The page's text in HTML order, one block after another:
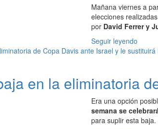
Mañana viernes a
elecciones
por David Ferrer y
Seguir leyendo
en la eliminatoria
Era una opción
semana se
para suplir esta baja.